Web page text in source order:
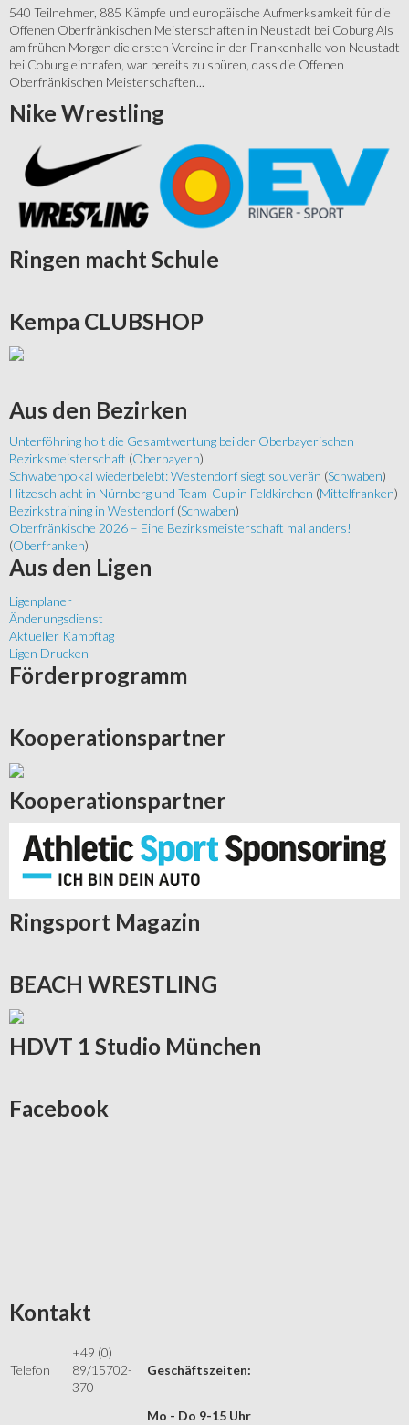
540 Teilnehmer, 885 Kämpfe und europäische Aufmerksamkeit für die
Offenen Oberfränkischen Meisterschaften in Neustadt bei Coburg Als
am frühen Morgen die ersten Vereine in der Frankenhalle von Neustadt
bei Coburg eintrafen, war bereits zu spüren, dass die Offenen
Oberfränkischen Meisterschaften...
Nike Wrestling
Ringen macht Schule
Kempa CLUBSHOP
Aus den Bezirken
Unterföhring holt die Gesamtwertung bei der Oberbayerischen
Bezirksmeisterschaft (Oberbayern)
Schwabenpokal wiederbelebt: Westendorf siegt souverän (Schwaben)
Hitzeschlacht in Nürnberg und Team-Cup in Feldkirchen (Mittelfranken)
Bezirkstraining in Westendorf (Schwaben)
Oberfränkische 2026 – Eine Bezirksmeisterschaft mal anders!
(Oberfranken)
Aus den Ligen
Ligenplaner
Änderungsdienst
Aktueller Kampftag
Ligen Drucken
Förderprogramm
Kooperationspartner
Kooperationspartner
Ringsport Magazin
BEACH WRESTLING
HDVT 1 Studio München
Facebook
Kontakt
Telefon
+49 (0)
89/15702-
370
Geschäftszeiten:
Mo - Do 9-15 Uhr